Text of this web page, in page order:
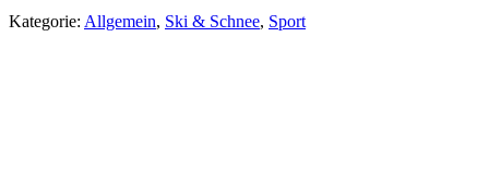
Kategorie: Allgemein, Ski & Schnee, Sport